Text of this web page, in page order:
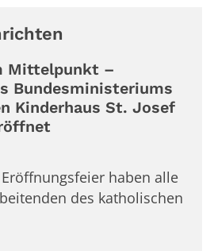
Mittelpunkt –
Bundesministeriums
Kinderhaus St. Josef
haben alle
des katholischen